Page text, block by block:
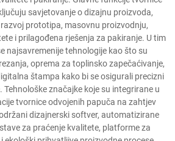
savjetovanje o dizajnu proizvoda,
prototipa, masovnu proizvodnju,
i prilagođena rješenja za pakiranje. U tim
najsavremenije tehnologije kao što su
oprema za toplinsko zapečaćivanje,
štampa kako bi se osigurali precizni
značajke koje su integrirane u
tvornice odvojenih papuča na zahtjev
dizajnerski softver, automatizirane
za praćenje kvalitete, platforme za